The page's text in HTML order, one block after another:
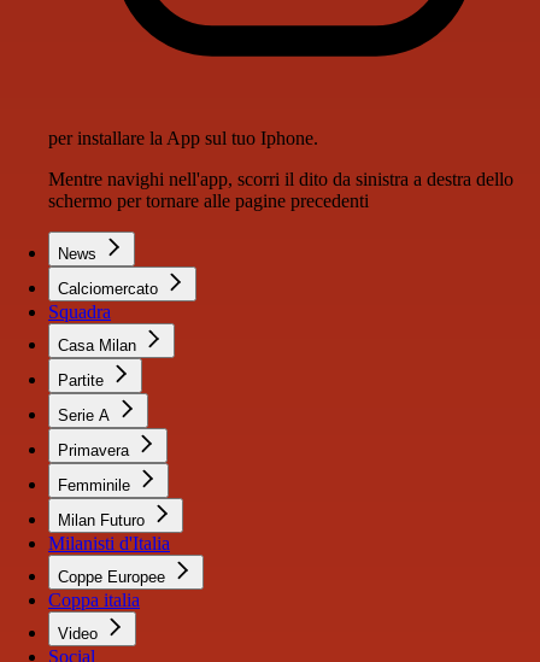
per installare la App sul tuo Iphone.
Mentre navighi nell'app, scorri il dito da sinistra a destra dello
schermo per tornare alle pagine precedenti
News
Calciomercato
Squadra
Casa Milan
Partite
Serie A
Primavera
Femminile
Milan Futuro
Milanisti d'Italia
Coppe Europee
Coppa italia
Video
Social